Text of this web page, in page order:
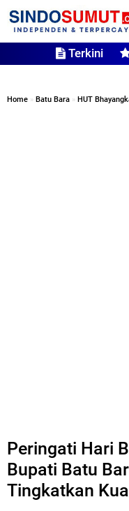
Terkini
Home » Batu Bara » HUT
Peringati Hari
Bupati Batu
Tingkatkan